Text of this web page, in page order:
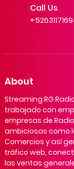
Call Us
About
Streaming RG
trabajado con
empresas de
ambiciosas como
Comercios y así
tráfico web,
las ventas